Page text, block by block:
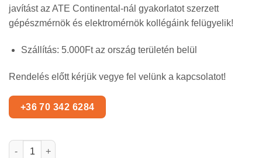
javítást az ATE Continental-nál gyakorlatot szerzett
gépészmérnök és elektromérnök kollégáink felügyelik!
Szállítás: 5.000Ft az ország területén belül
Rendelés előtt kérjük vegye fel velünk a kapcsolatot!
Toyota Auris ABS kocka mennyiség